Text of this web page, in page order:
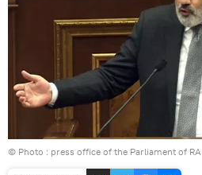
© Photo : press office of the Parliament of RA